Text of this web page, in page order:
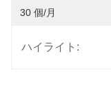
30 個/月
ハイライト: